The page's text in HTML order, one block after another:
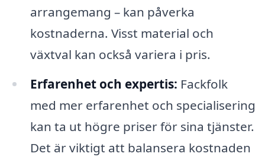
arrangemang – kan påverka
kostnaderna. Visst material och
växtval kan också variera i pris.
Erfarenhet och expertis: Fackfolk
med mer erfarenhet och specialisering
kan ta ut högre priser för sina tjänster.
Det är viktigt att balansera kostnaden